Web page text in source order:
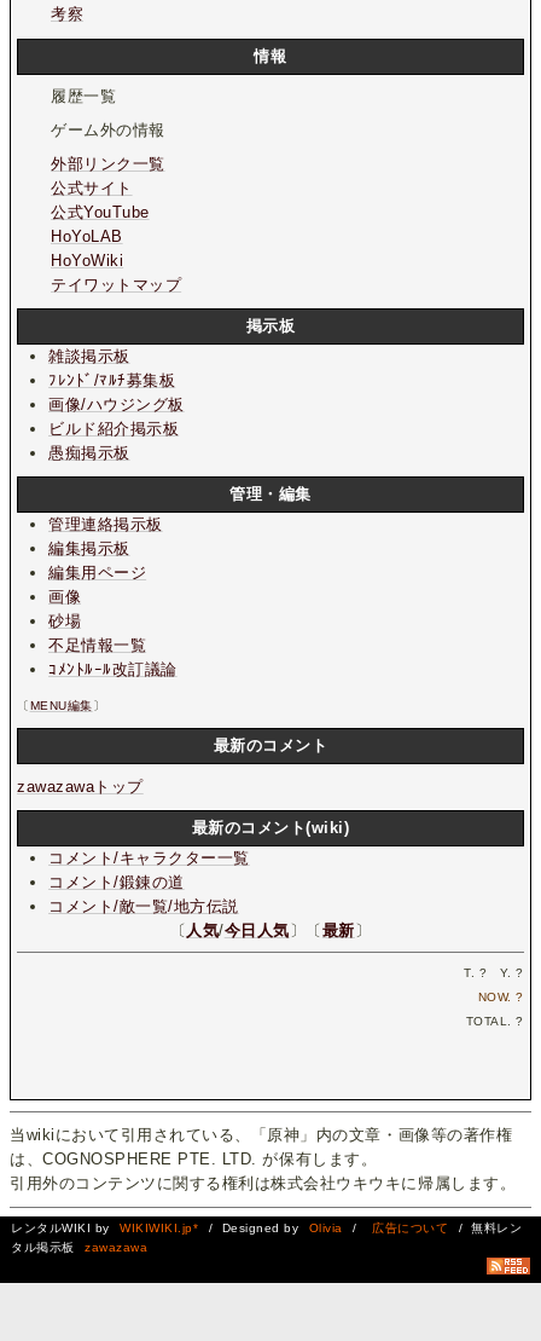
考察
情報
履歴一覧
ゲーム外の情報
外部リンク一覧
公式サイト
公式YouTube
HoYoLAB
HoYoWiki
テイワットマップ
掲示板
雑談掲示板
ﾌﾚﾝﾄﾞ/ﾏﾙﾁ募集板
画像/ハウジング板
ビルド紹介掲示板
愚痴掲示板
管理・編集
管理連絡掲示板
編集掲示板
編集用ページ
画像
砂場
不足情報一覧
ｺﾒﾝﾄﾙｰﾙ改訂議論
〔MENU編集〕
最新のコメント
zawazawaトップ
最新のコメント(wiki)
コメント/キャラクター一覧
コメント/鍛錬の道
コメント/敵一覧/地方伝説
〔 人気/今日人気 〕〔 最新 〕
T. ? Y.?
NOW.?
TOTAL.?
当wikiにおいて引用されている、「原神」内の文章・画像等の著作権
は、COGNOSPHERE PTE. LTD. が保有します。
引用外のコンテンツに関する権利は株式会社ウキウキに帰属します。
レンタルWIKI by WIKIWIKI.jp* / Designed by Olivia / 広告について
/ 無料レン
タル掲示板
zawazawa